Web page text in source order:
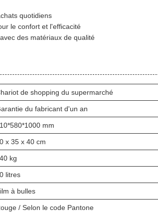
quotidiens
le confort et l'efficacité
des matériaux de qualité
de shopping du supermarché
du fabricant d'un an
mm
x 35 x 40 cm
kg
litres
à bulles
/ Selon le code Pantone